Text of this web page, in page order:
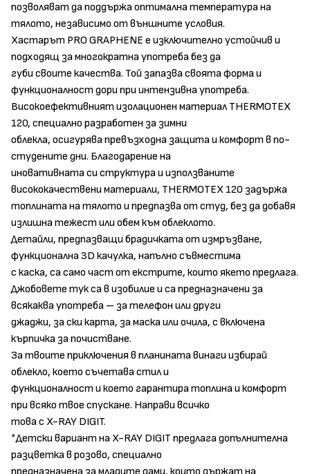
позволяват да поддържа оптимална температура на
тялото, независимо от външните условия.
Хастарът PRO GRAPHENE е изключително устойчив и
подходящ за многократна употреба без да
губи своите качества. Той запазва своята форма и
функционалност дори при интензивна употреба.
Високоефективният изолационен материал THERMOTEX
120, специално разработен за зимни
облекла, осигурява превъзходна защита и комфорт в по-
студените дни. Благодарение на
иновативната си структура и използваните
висококачествени материали, THERMOTEX 120 задържа
топлината на тялото и предпазва от студ, без да добавя
излишна тежест или обем към облеклото.
Детайли, предпазващи брадичката от измръзване,
функционална 3D качулка, напълно съвместима
с каска, са само част от екстрите, които якето предлага.
Джобовете тук са в изобилие и са предназначени за
всякаква употреба – за телефон или други
джаджи, за ски карта, за маска или очила, с включена
кърпичка за почистване.
За твоите приключения в планината винаги избирай
облекло, което съчетава стил и
функционалност и което гарантира топлина и комфорт
при всяко твое спускане. Направи всичко
това с X-RAY DIGIT.
*Детски вариант на X-RAY DIGIT предлага допълнителна
разцветка в розово, специално